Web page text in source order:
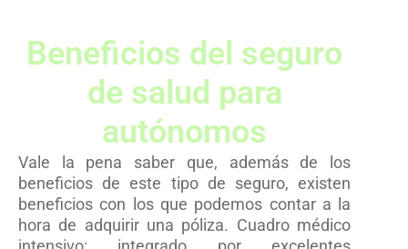
Beneficios del seguro
de salud para
autónomos
Vale la pena saber que, además de los
beneficios de este tipo de seguro, existen
beneficios con los que podemos contar a la
hora de adquirir una póliza. Cuadro médico